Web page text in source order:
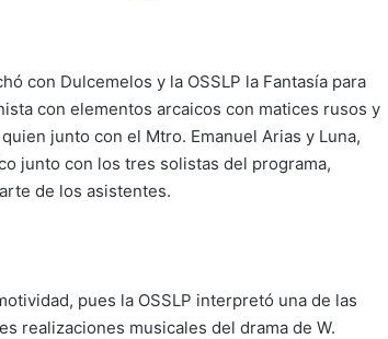
con Dulcemelos y la OSSLP la Fantasía para
con elementos arcaicos con matices rusos y
junto con el Mtro. Emanuel Arias y Luna,
junto con los tres solistas del programa,
de los asistentes.
pues la OSSLP interpretó una de las
realizaciones musicales del drama de W.